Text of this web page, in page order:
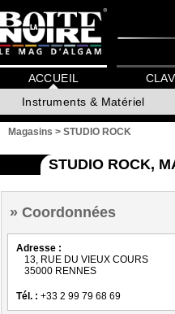
ACCUEIL
Instruments & Matériel
Magasins > STUDIO ROCK
STUDIO ROCK,
Coordonnées
Adresse :
13, RUE DU VIEUX COURS
35000 RENNES
Tél. : +33 2 99 79 68 69